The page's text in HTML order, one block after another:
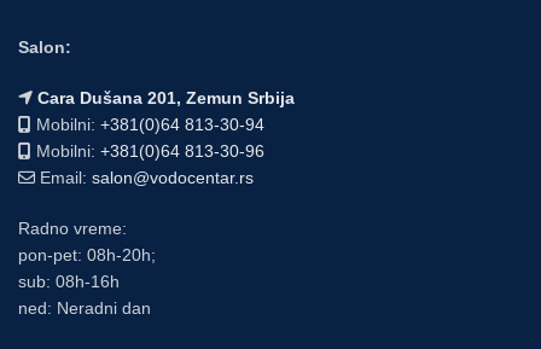
Salon:
Cara Dušana 201, Zemun Srbija
Mobilni: +381(0)64 813-30-94
Mobilni: +381(0)64 813-30-96
Email: salon@vodocentar.rs
Radno vreme:
pon-pet: 08h-20h;
sub: 08h-16h
ned: Neradni dan